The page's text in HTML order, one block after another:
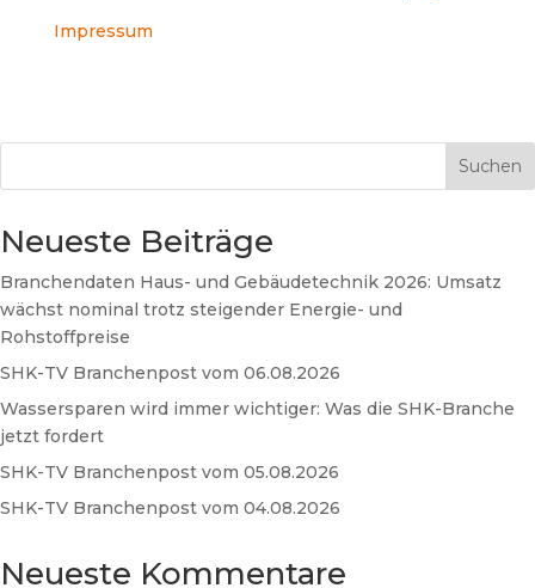
Impressum
Suchen
Neueste Beiträge
Branchendaten Haus- und Gebäudetechnik 2026: Umsatz
wächst nominal trotz steigender Energie- und
Rohstoffpreise
SHK-TV Branchenpost vom 06.08.2026
Wassersparen wird immer wichtiger: Was die SHK-Branche
jetzt fordert
SHK-TV Branchenpost vom 05.08.2026
SHK-TV Branchenpost vom 04.08.2026
Neueste Kommentare